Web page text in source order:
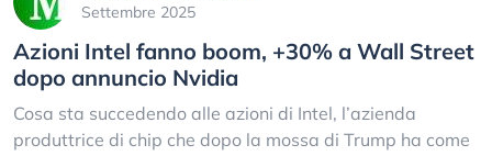
Settembre 2025
Azioni Intel fanno boom, +30% a Wall Street
dopo annuncio Nvidia
Cosa sta succedendo alle azioni di Intel, l’azienda
produttrice di chip che dopo la mossa di Trump ha come